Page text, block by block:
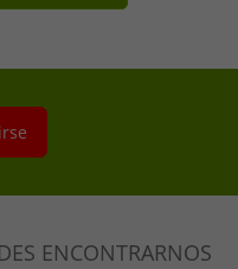
ENCONTRARNOS